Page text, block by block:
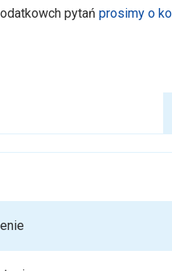
pytańprosimy o